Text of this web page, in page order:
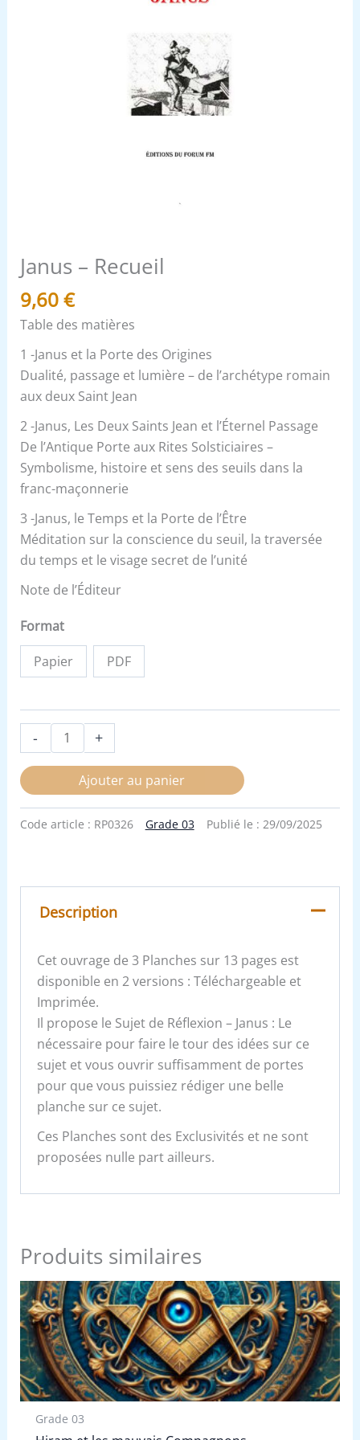
Janus – Recueil
9,60€
Table des matières
1 -Janus et la Porte des Origines
Dualité, passage et lumière – de l’archétype romain
aux deux Saint Jean
2 -Janus, Les Deux Saints Jean et l’Éternel Passage
De l’Antique Porte aux Rites Solsticiaires –
Symbolisme, histoire et sens des seuils dans la
franc-maçonnerie
3 -Janus, le Temps et la Porte de l’Être
Méditation sur la conscience du seuil, la traversée
du temps et le visage secret de l’unité
Note de l’Éditeur
Format
Papier PDF
- +
Ajouter au panier
Code article : RP0326 Grade 03 Publié le : 29/09/2025
Description
Cet ouvrage de 3 Planches sur 13 pages est
disponible en 2 versions : Téléchargeable et
Imprimée.
Il propose le Sujet de Réflexion – Janus : Le
nécessaire pour faire le tour des idées sur ce
sujet et vous ouvrir suffisamment de portes
pour que vous puissiez rédiger une belle
planche sur ce sujet.
Ces Planches sont des Exclusivités et ne sont
proposées nulle part ailleurs.
Produits similaires
Grade 03